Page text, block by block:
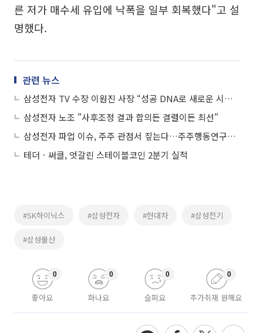
른 저가 매수세 유입에 낙폭을 일부 회복했다"고 설
명했다.
관련 뉴스
삼성전자 TV 수장 이원진 사장 “성공 DNA로 새로운 시대 맞이해야”
삼성전자 노조 "사후조정 결과 합의든 결렬이든 최선"
삼성전자 파업 이슈, 주주 관점서 짚는다…주주행동연구원, 전문가 좌담회 개최
테더ㆍ써클, 엇갈린 스테이블코인 2분기 실적
#SK하이닉스 #삼성전자 #현대차 #삼성전기
#삼성물산
좋아요
0
화나요
0
슬퍼요
0
추가취재 원해요
0